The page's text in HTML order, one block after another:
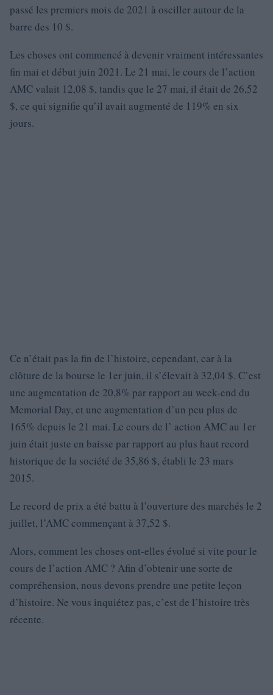
passé les premiers mois de 2021 à osciller autour de la
barre des 10 $.
Les choses ont commencé à devenir vraiment intéressantes
fin mai et début juin 2021. Le 21 mai, le cours de l’action
AMC valait 12,08 $, tandis que le 27 mai, il était de 26,52
$, ce qui signifie qu’il avait augmenté de 119% en six
jours.
Ce n’était pas la fin de l’histoire, cependant, car à la
clôture de la bourse le 1er juin, il s’élevait à 32,04 $. C’est
une augmentation de 20,8% par rapport au week-end du
Memorial Day, et une augmentation d’un peu plus de
165% depuis le 21 mai. Le cours de l’ action AMC au 1er
juin était juste en baisse par rapport au plus haut record
historique de la société de 35,86 $, établi le 23 mars
2015.
Le record de prix a été battu à l’ouverture des marchés le 2
juillet, l’AMC commençant à 37,52 $.
Alors, comment les choses ont-elles évolué si vite pour le
cours de l’action AMC ? Afin d’obtenir une sorte de
compréhension, nous devons prendre une petite leçon
d’histoire. Ne vous inquiétez pas, c’est de l’histoire très
récente.